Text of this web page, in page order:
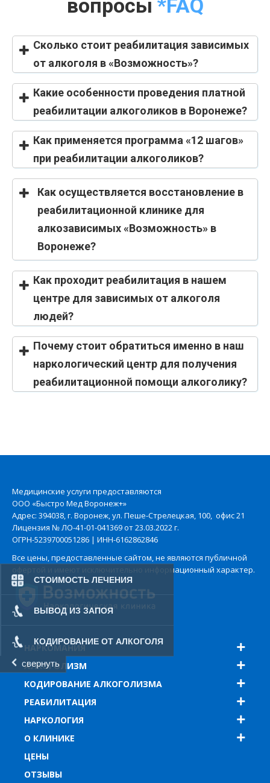
СТОИМОСТЬ ЛЕЧЕНИЯ
ВЫВОД ИЗ ЗАПОЯ
КОДИРОВАНИЕ ОТ АЛКОГОЛЯ
свернуть
вопросы *FAQ
Сколько стоит реабилитация зависимых
от алкоголя в «Возможность»?
Какие особенности проведения платной
реабилитации алкоголиков в Воронеже?
Как применяется программа «12 шагов»
при реабилитации алкоголиков?
Как осуществляется восстановление в
реабилитационной клинике для
алкозависимых «Возможность» в
Воронеже?
Как проходит реабилитация в нашем
центре для зависимых от алкоголя
людей?
Почему стоит обратиться именно в наш
наркологический центр для получения
реабилитационной помощи алкоголику?
Медицинские услуги предоставляются
ООО «Быстро Мед Воронеж+»
Адрес: 394038, г. Воронеж, ул. Пеше-Стрелецкая, 100, офис 21
Лицензия № ЛО-41-01-041369 от 23.03.2022 г.
ОГРН-5239700051286 | ИНН-6162862846
Все цены, предоставленные сайтом, не являются публичной
офертой и имеют исключительно информационный характер.
НАРКОМАНИЯ
АЛКОГОЛИЗМ
КОДИРОВАНИЕ АЛКОГОЛИЗМА
РЕАБИЛИТАЦИЯ
НАРКОЛОГИЯ
О КЛИНИКЕ
ЦЕНЫ
ОТЗЫВЫ